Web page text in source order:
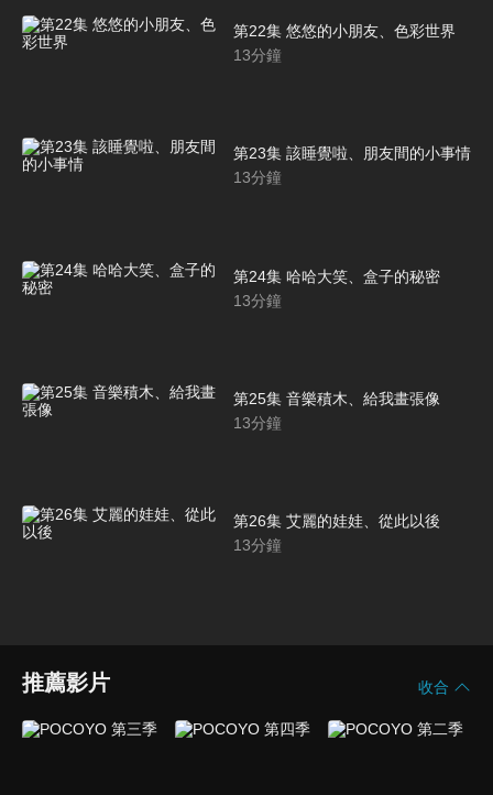
第22集 悠悠的小朋友、色彩世界
13分鐘
第23集 該睡覺啦、朋友間的小事情
13分鐘
第24集 哈哈大笑、盒子的秘密
13分鐘
第25集 音樂積木、給我畫張像
13分鐘
第26集 艾麗的娃娃、從此以後
13分鐘
推薦影片 收合